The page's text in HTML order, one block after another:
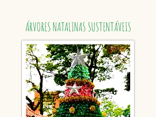
ÁRVORES NATALINAS SUSTENTÁVEIS